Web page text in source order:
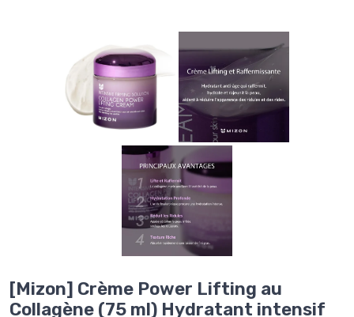
[Mizon] Crème Power Lifting au
Collagène (75 ml) Hydratant intensif